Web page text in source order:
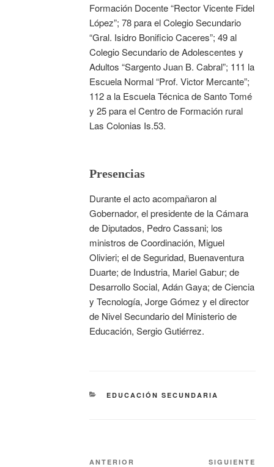
Formación Docente “Rector Vicente Fidel
López”; 78 para el Colegio Secundario
“Gral. Isidro Bonificio Caceres”; 49 al
Colegio Secundario de Adolescentes y
Adultos “Sargento Juan B. Cabral”; 111 la
Escuela Normal “Prof. Victor Mercante”;
112 a la Escuela Técnica de Santo Tomé
y 25 para el Centro de Formación rural
Las Colonias Is.53.
Presencias
Durante el acto acompañaron al
Gobernador, el presidente de la Cámara
de Diputados, Pedro Cassani; los
ministros de Coordinación, Miguel
Olivieri; el de Seguridad, Buenaventura
Duarte; de Industria, Mariel Gabur; de
Desarrollo Social, Adán Gaya; de Ciencia
y Tecnología, Jorge Gómez y el director
de Nivel Secundario del Ministerio de
Educación, Sergio Gutiérrez.
EDUCACIÓN SECUNDARIA
ANTERIOR SIGUIENTE